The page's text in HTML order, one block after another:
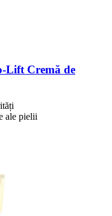
​Lift Cremă de
ale pielii